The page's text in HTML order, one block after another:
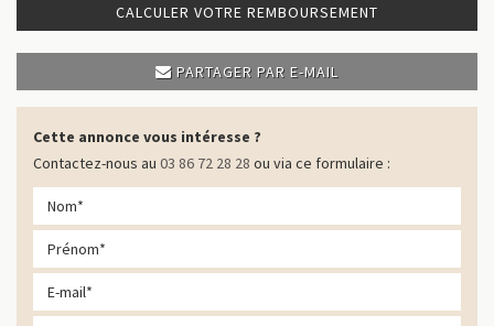
CALCULER VOTRE REMBOURSEMENT
PARTAGER PAR E-MAIL
Cette annonce vous intéresse ?
Contactez-nous au 03 86 72 28 28 ou via ce formulaire :